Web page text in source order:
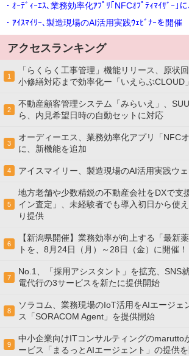
・ｵｰﾃﾞｨｰｴｽ､業務効率化ｱﾌﾟﾘ｢NFCｵﾌﾟﾃｨﾏｲｻﾞｰ｣
・ｱｲｽﾏｲﾘｰ､製造現場のAI活用実践ｳｪﾋﾞﾅｰを開催
アクセスランキング
1
「らくらく工事管理」機能リリース、原状
小修繕対応まで効率化ー「いえらぶCLOUD」
2
不動産顧客管理システム「みらいえ」、
ら、内見希望日時の自動セットに対応
3
オーディーエス、業務効率化アプリ「NFC
に、新機能を追加
4 アイスマイリー、製造現場のAI活用実践ウ
5
地方老舗や少数精鋭の不動産会社をDXで支
イン査定」、未経験者でも導入初日から使
り提供
6
【新潟県開催】業務効率が向上する「最新
トを、8月24日（月）～28日（金）に開催！
7
No.1、「採用アシスタント」を拡充、SNS
電代行の3サービスを新たに提供開始
8
ソラコム、業務現場のIoT活用をAIエージェ
ス「SORACOM Agent」を提供開始
9
中小企業向けITコンサルティングのmarutto
ービス「まるっとAIエージェント」の提供